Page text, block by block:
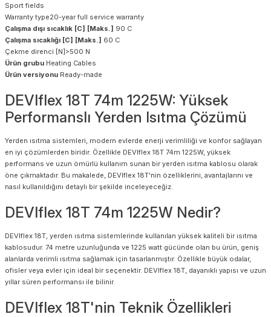
Sport fields
Warranty type20-year full service warranty
Çalışma dışı sıcaklık [C] [Maks.] 90 C
Çalışma sıcaklığı [C] [Maks.] 60 C
Çekme direnci [N]>500 N
Ürün grubu Heating Cables
Ürün versiyonu Ready-made
DEVIflex 18T 74m 1225W: Yüksek
Performanslı Yerden Isıtma Çözümü
Yerden ısıtma sistemleri, modern evlerde enerji verimliliği ve konfor sağlayan
en iyi çözümlerden biridir. Özellikle DEVIflex 18T 74m 1225W, yüksek
performans ve uzun ömürlü kullanım sunan bir yerden ısıtma kablosu olarak
öne çıkmaktadır. Bu makalede, DEVIflex 18T'nin özelliklerini, avantajlarını ve
nasıl kullanıldığını detaylı bir şekilde inceleyeceğiz.
DEVIflex 18T 74m 1225W Nedir?
DEVIflex 18T, yerden ısıtma sistemlerinde kullanılan yüksek kaliteli bir ısıtma
kablosudur. 74 metre uzunluğunda ve 1225 watt gücünde olan bu ürün, geniş
alanlarda verimli ısıtma sağlamak için tasarlanmıştır. Özellikle büyük odalar,
ofisler veya evler için ideal bir seçenektir. DEVIflex 18T, dayanıklı yapısı ve uzun
yıllar süren performansı ile bilinir.
DEVIflex 18T'nin Teknik Özellikleri